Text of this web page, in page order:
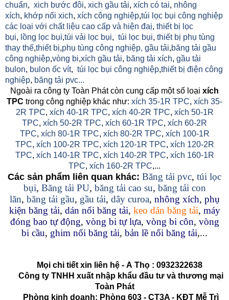
chuẩn, xich bước đôi, xich gầu tải, xích có tai, nhông
xích, khớp nối xich, xích công nghiệp,túi lọc bụi công nghiệp
các loại với chất liệu cao cấp và hiện đaị, thiết bị lọc
bụi, lồng lọc bụi,túi vải lọc bụi, túi lọc bụi, thiết bị phụ tùng
thay thế,thiết bị,phụ tùng công nghiệp, gầu tải,băng tải gầu
công nghiệp,vòng bi,xích gầu tải, băng tải xích, gầu tải
bulon, bulon ốc vít, túi lọc bụi công nghiệp,thiết bị điện công
nghiệp, băng tải pvc...
Ngoài ra công ty Toàn Phát còn cung cấp một số loại xích
TPC trong công nghiệp khác như: xích 35-1R TPC, xích 35-
2R TPC, xích 40-1R TPC, xích 40-2R TPC, xích 50-1R
TPC, xích 50-2R TPC, xích 60-1R TPC, xích 60-2R
TPC, xích 80-1R TPC, xích 80-2R TPC, xích 100-1R
TPC, xích 100-2R TPC, xích 120-1R TPC, xích 120-2R
TPC, xích 140-1R TPC, xích 140-2R TPC, xích 160-1R
TPC, xích 160-2R TPC,...
Các sản phẩm liên quan khác: Băng tải pvc, túi lọc
bụi, Băng tải PU, băng tải cao su, băng tải con
lăn, băng tải gầu, gầu tải, dây curoa, nhông xích, phụ
kiện băng tải, dán nối băng tải, keo dán băng tải, máy
đóng bao tự động, vòng bi tự lựa, vòng bi côn, vòng
bi cầu, ghim nối băng tải, bản lề nối băng tải,...
Mọi chi tiết xin liên hệ - A Thọ : 0932322638
Công ty TNHH xuất nhập khẩu đầu tư và thương mại
Toàn Phát
Phòng kinh doanh: Phòng 603 - CT3A - KĐT Mễ Trì